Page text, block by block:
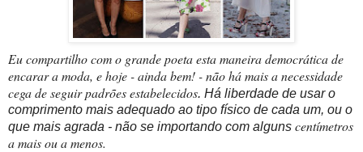
Eu compartilho com o grande poeta esta maneira democrática de
encarar a moda, e hoje - ainda bem! - não há mais a necessidade
cega de seguir padrões estabelecidos. Há liberdade de usar o
comprimento mais adequado ao tipo físico de cada um, ou o
que mais agrada - não se importando com alguns centímetros
a mais ou a menos.